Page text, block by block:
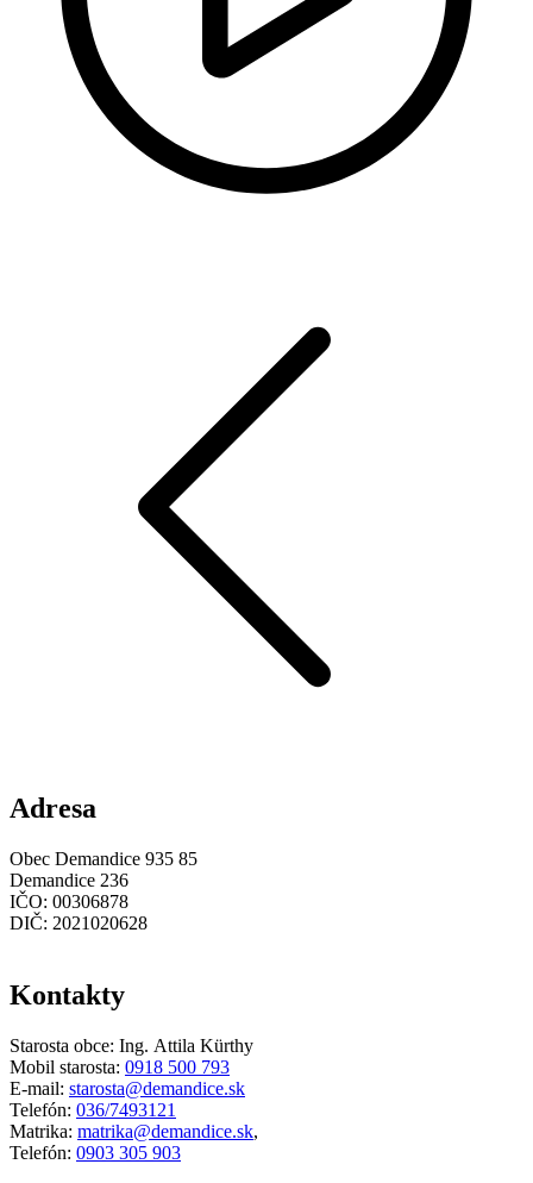
Adresa
Obec Demandice 935 85
Demandice 236
IČO: 00306878
DIČ: 2021020628
Kontakty
Starosta obce: Ing. Attila Kürthy
Mobil starosta: 0918 500 793
E-mail: starosta@demandice.sk
Telefón: 036/7493121
Matrika: matrika@demandice.sk,
Telefón: 0903 305 903